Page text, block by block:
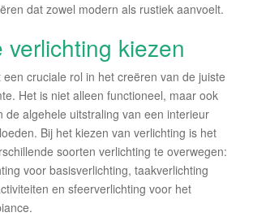
dat zowel modern als rustiek aanvoelt.
verlichting kiezen
een cruciale rol in het creëren van de juiste
Het is niet alleen functioneel, maar ook
de algehele uitstraling van een interieur
Bij het kiezen van verlichting is het
soorten verlichting te overwegen:
voor basisverlichting, taakverlichting
en sfeerverlichting voor het